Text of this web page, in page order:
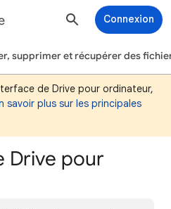
Connexion
supprimer et récupérer des
de Drive pour ordinateur,
plus sur les principales
Drive pour